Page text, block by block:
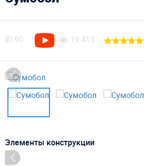
ID 90 19 413
Элементы конструкции